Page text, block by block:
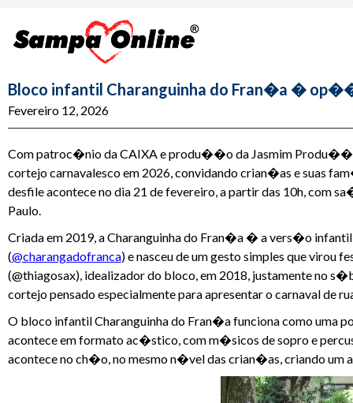
Bloco infantil Charanguinha do Fran�a �
Fevereiro 12, 2026
Com patroc�nio da CAIXA e produ��o da Jasmim
cortejo carnavalesco em 2026, convidando crian�as e suas
desfile acontece no dia 21 de fevereiro, a partir das 10h, com
Paulo.
Criada em 2019, a Charanguinha do Fran�a � a vers�o
(@charangadofranca) e nasceu de um gesto simples que virou
(@thiagosax), idealizador do bloco, em 2018, justamente no
cortejo pensado especialmente para apresentar o carnaval de
O bloco infantil Charanguinha do Fran�a funciona como uma
acontece em formato ac�stico, com m�sicos de sopro e
acontece no ch�o, no mesmo n�vel das crian�as, criando um